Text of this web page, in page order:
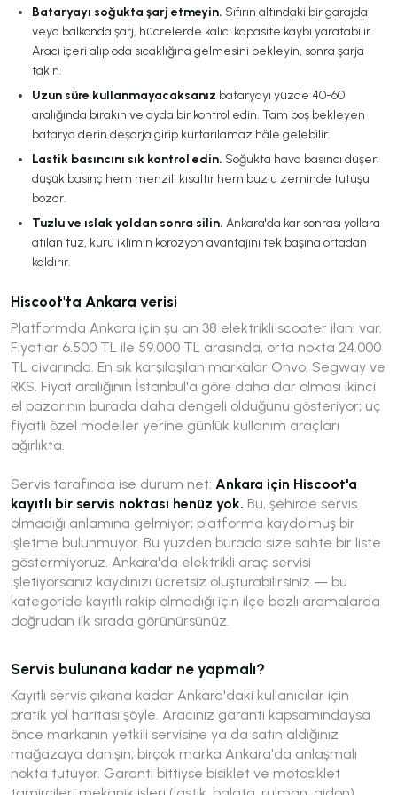
Bataryayı soğukta şarj etmeyin. Sıfırın altındaki bir garajda
veya balkonda şarj, hücrelerde kalıcı kapasite kaybı yaratabilir.
Aracı içeri alıp oda sıcaklığına gelmesini bekleyin, sonra şarja
takın.
Uzun süre kullanmayacaksanız bataryayı yüzde 40-60
aralığında bırakın ve ayda bir kontrol edin. Tam boş bekleyen
batarya derin deşarja girip kurtarılamaz hâle gelebilir.
Lastik basıncını sık kontrol edin. Soğukta hava basıncı düşer;
düşük basınç hem menzili kısaltır hem buzlu zeminde tutuşu
bozar.
Tuzlu ve ıslak yoldan sonra silin. Ankara'da kar sonrası yollara
atılan tuz, kuru iklimin korozyon avantajını tek başına ortadan
kaldırır.
Hiscoot'ta Ankara verisi
Platformda Ankara için şu an 38 elektrikli scooter ilanı var.
Fiyatlar 6.500 TL ile 59.000 TL arasında, orta nokta 24.000
TL civarında. En sık karşılaşılan markalar Onvo, Segway ve
RKS. Fiyat aralığının İstanbul'a göre daha dar olması ikinci
el pazarının burada daha dengeli olduğunu gösteriyor; uç
fiyatlı özel modeller yerine günlük kullanım araçları
ağırlıkta.
Servis tarafında ise durum net: Ankara için Hiscoot'a
kayıtlı bir servis noktası henüz yok. Bu, şehirde servis
olmadığı anlamına gelmiyor; platforma kaydolmuş bir
işletme bulunmuyor. Bu yüzden burada size sahte bir liste
göstermiyoruz. Ankara'da elektrikli araç servisi
işletiyorsanız kaydınızı ücretsiz oluşturabilirsiniz — bu
kategoride kayıtlı rakip olmadığı için ilçe bazlı aramalarda
doğrudan ilk sırada görünürsünüz.
Servis bulunana kadar ne yapmalı?
Kayıtlı servis çıkana kadar Ankara'daki kullanıcılar için
pratik yol haritası şöyle. Aracınız garanti kapsamındaysa
önce markanın yetkili servisine ya da satın aldığınız
mağazaya danışın; birçok marka Ankara'da anlaşmalı
nokta tutuyor. Garanti bittiyse bisiklet ve motosiklet